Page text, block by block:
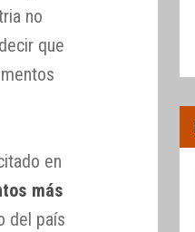
no
que
en
más
del país